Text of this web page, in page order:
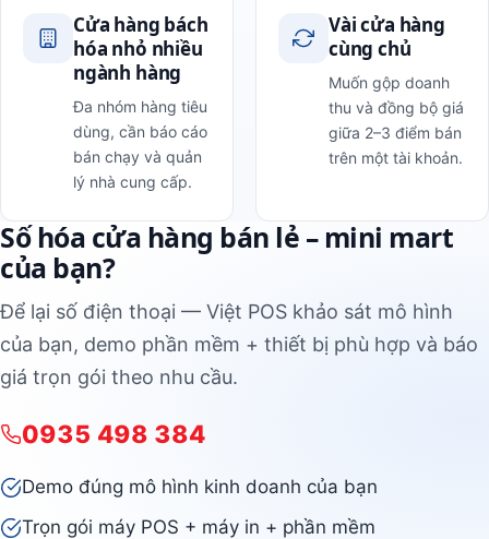
Cửa hàng bách
hóa nhỏ nhiều
ngành hàng
Đa nhóm hàng tiêu
dùng, cần báo cáo
bán chạy và quản
lý nhà cung cấp.
Vài cửa hàng
cùng chủ
Muốn gộp doanh
thu và đồng bộ giá
giữa 2–3 điểm bán
trên một tài khoản.
Số hóa cửa hàng bán lẻ – mini mart
của bạn?
Để lại số điện thoại — Việt POS khảo sát mô hình
của bạn, demo phần mềm + thiết bị phù hợp và báo
giá trọn gói theo nhu cầu.
0935 498 384
Demo đúng mô hình kinh doanh của bạn
Trọn gói máy POS + máy in + phần mềm